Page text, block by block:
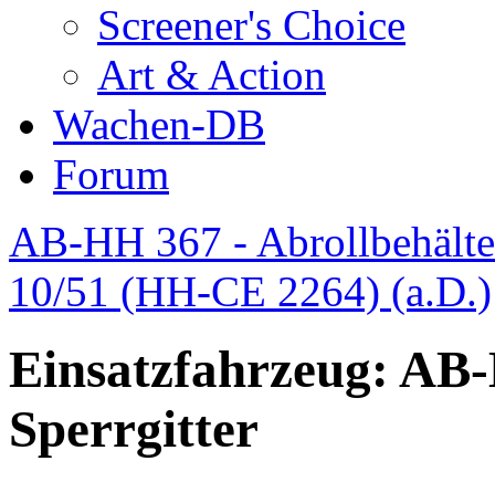
Screener's Choice
Art & Action
Wachen-DB
Forum
AB-HH 367 -
10/51 (HH-CE 2264) (a.D.)
Einsatzfahrzeug:
Sperrgitter